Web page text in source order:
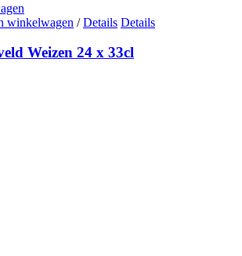
winkelwagen / Details Details
Weizen 24 x 33cl